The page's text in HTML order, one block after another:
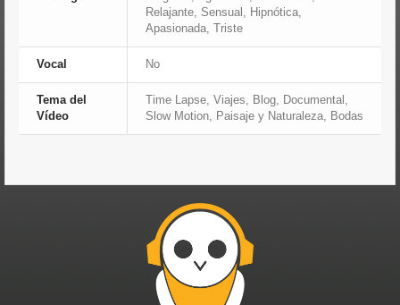
Relajante, Sensual, Hipnótica,
Apasionada, Triste
Vocal No
Tema del
Vídeo
Time Lapse, Viajes, Blog, Documental,
Slow Motion, Paisaje y Naturaleza, Bodas